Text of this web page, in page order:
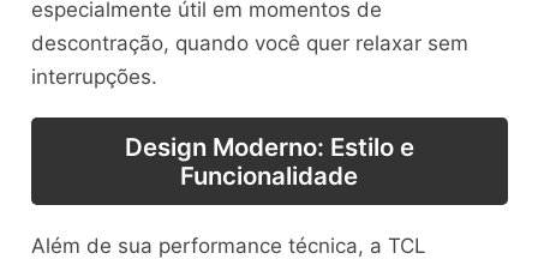
especialmente útil em momentos de
descontração, quando você quer relaxar sem
interrupções.
Design Moderno: Estilo e
Funcionalidade
Além de sua performance técnica, a TCL